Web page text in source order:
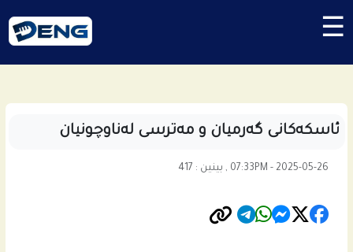
☰
ئاسکەکانی گەرمیان و مەترسی لەناوچونیان
07:33PM - 2025-05-26 , بینین : 417